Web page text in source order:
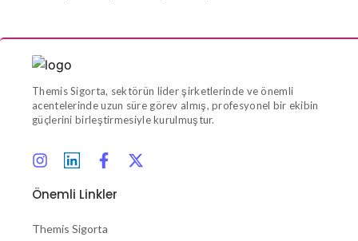
Themis Sigorta, sektörün lider şirketlerinde ve önemli
acentelerinde uzun süre görev almış, profesyonel bir ekibin
güçlerini birleştirmesiyle kurulmuştur.
Önemli Linkler
Themis Sigorta